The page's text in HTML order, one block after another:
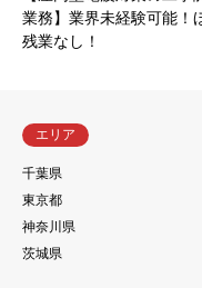
業務】業界未経験可能！
残業なし！
エリア
千葉県
東京都
神奈川県
茨城県